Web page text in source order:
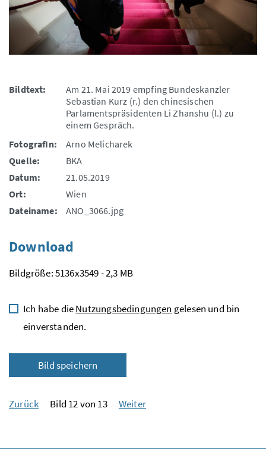
Bildtext:
Am 21. Mai 2019 empfing Bundeskanzler
Sebastian Kurz (r.) den chinesischen
Parlamentspräsidenten Li Zhanshu (l.) zu
einem Gespräch.
FotografIn:
Arno Melicharek
Quelle:
BKA
Datum:
21.05.2019
Ort:
Wien
Dateiname:
ANO_3066.jpg
Download
Bildgröße: 5136x3549 - 2,3 MB
Ich habe dieNutzungsbedingungen gelesen und bin
einverstanden.
Bild speichern
Zurück Bild 12 von 13 Weiter